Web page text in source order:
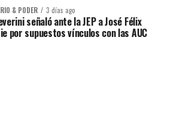
& PODER 3 días ago
señaló ante la JEP a José Félix
por supuestos vínculos con las AUC